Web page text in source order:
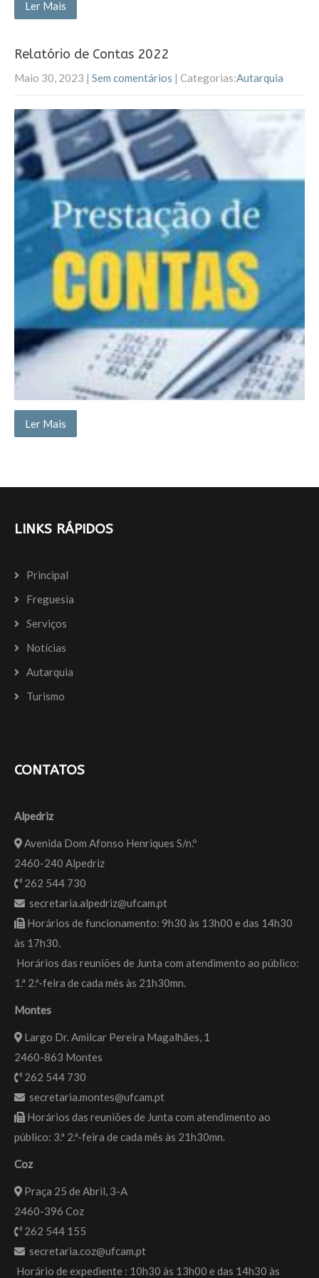
Ler Mais
Relatório de Contas 2022
Maio 30, 2023 | Sem comentários | Categorias:Autarquia
Ler Mais
LINKS RÁPIDOS
Principal
Freguesia
Serviços
Notícias
Autarquia
Turismo
CONTATOS
Alpedriz
Avenida Dom Afonso Henriques S/n.º
2460-240 Alpedriz
262 544 730
secretaria.alpedriz@ufcam.pt
Horários de funcionamento: 9h30 às 13h00 e das 14h30
às 17h30.
Horários das reuniões de Junta com atendimento ao público:
1.ª 2.ª-feira de cada mês às 21h30mn.
Montes
Largo Dr. Amilcar Pereira Magalhães, 1
2460-863 Montes
262 544 730
secretaria.montes@ufcam.pt
Horários das reuniões de Junta com atendimento ao
público: 3.ª 2.ª-feira de cada mês às 21h30mn.
Coz
Praça 25 de Abril, 3-A
2460-396 Coz
262 544 155
secretaria.coz@ufcam.pt
Horário de expediente : 10h30 às 13h00 e das 14h30 às